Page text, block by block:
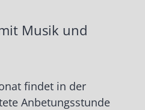
Musik und
findet in der
Anbetungsstunde